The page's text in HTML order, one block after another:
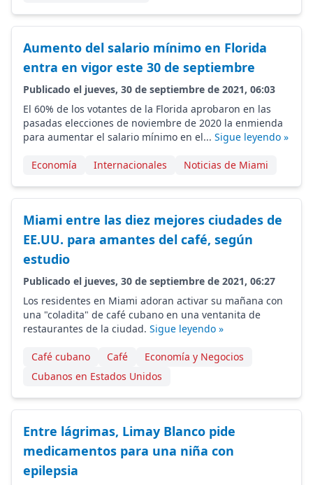
Aumento del salario mínimo en Florida
entra en vigor este 30 de septiembre
Publicado el jueves, 30 de septiembre de 2021, 06:03
El 60% de los votantes de la Florida aprobaron en las
pasadas elecciones de noviembre de 2020 la enmienda
para aumentar el salario mínimo en el... Sigue leyendo »
Economía Internacionales Noticias de Miami
Miami entre las diez mejores ciudades de
EE.UU. para amantes del café, según
estudio
Publicado el jueves, 30 de septiembre de 2021, 06:27
Los residentes en Miami adoran activar su mañana con
una "coladita" de café cubano en una ventanita de
restaurantes de la ciudad. Sigue leyendo »
Café cubano Café
Economía y Negocios
Cubanos en Estados Unidos
Entre lágrimas, Limay Blanco pide
medicamentos para una niña con
epilepsia